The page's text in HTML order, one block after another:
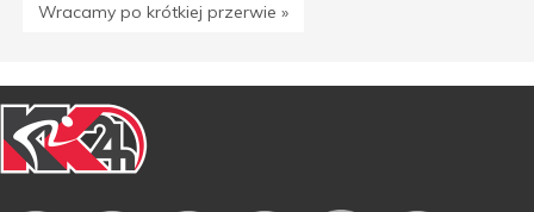
Wracamy po krótkiej przerwie »